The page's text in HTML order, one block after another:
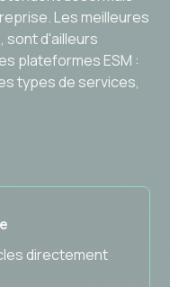
Les meilleures
sont d'ailleurs
plateformes ESM :
types de services,
directement